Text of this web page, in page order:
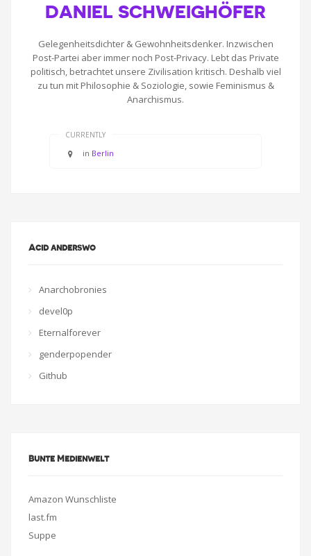
DANIEL SCHWEIGHÖFER
Gelegenheitsdichter & Gewohnheitsdenker. Inzwischen
Post-Partei aber immer noch Post-Privacy. Lebt das Private
politisch, betrachtet unsere Zivilisation kritisch. Deshalb viel
zu tun mit Philosophie & Soziologie, sowie Feminismus &
Anarchismus.
CURRENTLY
in Berlin
Acid anderswo
Anarchobronies
devel0p
Eternalforever
genderpopender
Github
Bunte Medienwelt
Amazon Wunschliste
last.fm
Suppe